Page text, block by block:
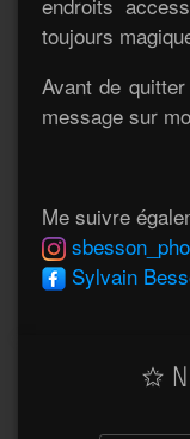
toujours
Avant de
message sur
Me suivre
Sylvain